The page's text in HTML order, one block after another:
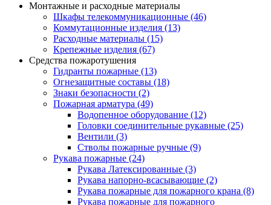
Монтажные и расходные материалы
Шкафы телекоммуникационные (46)
Коммутационные изделия (13)
Расходные материалы (15)
Крепежные изделия (67)
Средства пожаротушения
Гидранты пожарные (13)
Огнезащитные составы (18)
Знаки безопасности (2)
Пожарная арматура (49)
Водопенное оборудование (12)
Головки соединительные рукавные (25)
Вентили (3)
Стволы пожарные ручные (9)
Рукава пожарные (24)
Рукава Латексированные (3)
Рукава напорно-всасывающие (2)
Рукава пожарные для пожарного крана (8)
Рукава пожарные для пожарного